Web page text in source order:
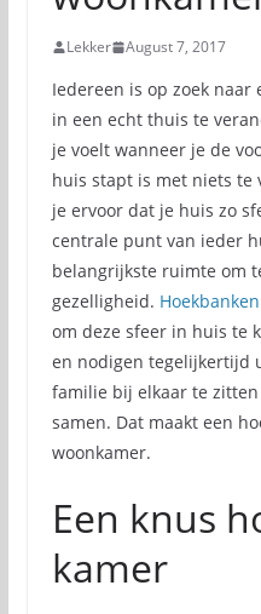
Lekker August 7, 2017
Iedereen is op zoek
in een echt thuis te
je voelt wanneer je de
huis stapt is met niets te
je ervoor dat je huis zo
centrale punt van ieder
belangrijkste ruimte om
gezelligheid. Hoekbanken
om deze sfeer in huis te
en nodigen tegelijkertijd
familie bij elkaar te
samen. Dat maakt een
woonkamer.
Een knus
kamer